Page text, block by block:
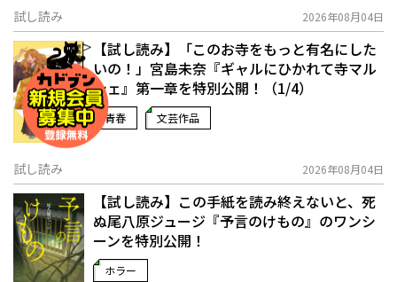
試し読み 2026年08月04日
【試し読み】「このお寺をもっと有名にした
いの！」宮島未奈『ギャルにひかれて寺マル
シェ』第一章を特別公開！（1/4）
青春 文芸作品
試し読み 2026年08月04日
【試し読み】この手紙を読み終えないと、死
ぬ――尾八原ジュージ『予言のけもの』のワンシ
ーンを特別公開！
ホラー